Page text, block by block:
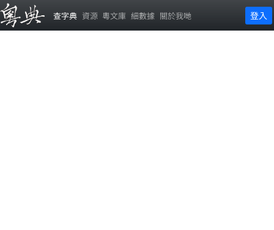
查字典 資源 粵文庫 細數據 關於我哋 登入